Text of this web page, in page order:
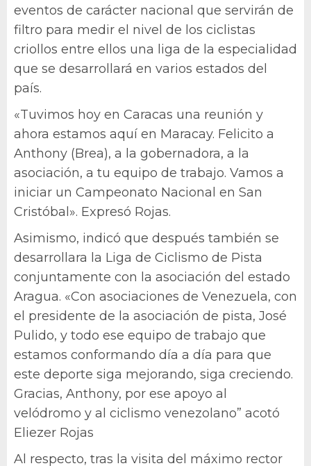
eventos de carácter nacional que servirán de
filtro para medir el nivel de los ciclistas
criollos entre ellos una liga de la especialidad
que se desarrollará en varios estados del
país.
«Tuvimos hoy en Caracas una reunión y
ahora estamos aquí en Maracay. Felicito a
Anthony (Brea), a la gobernadora, a la
asociación, a tu equipo de trabajo. Vamos a
iniciar un Campeonato Nacional en San
Cristóbal». Expresó Rojas.
Asimismo, indicó que después también se
desarrollara la Liga de Ciclismo de Pista
conjuntamente con la asociación del estado
Aragua. «Con asociaciones de Venezuela, con
el presidente de la asociación de pista, José
Pulido, y todo ese equipo de trabajo que
estamos conformando día a día para que
este deporte siga mejorando, siga creciendo.
Gracias, Anthony, por ese apoyo al
velódromo y al ciclismo venezolano” acotó
Eliezer Rojas
Al respecto, tras la visita del máximo rector